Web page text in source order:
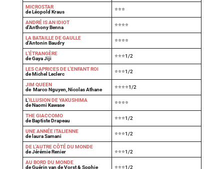
MICROSTAR
de Léopold Kraus
⭐⭐⭐
ANDRÉ IS AN IDIOT
d'Anthony Benna
⭐⭐⭐⭐
LA BATAILLE DE GAULLE
d'Antonin Baudry
⭐⭐⭐⭐
L'ÉTRANGÈRE
de Gaya Jiji
⭐⭐⭐1/2
LES CAPRICES DE L'ENFANT ROI
de Michel Leclerc
⭐⭐⭐1/2
JIM QUEEN
de Marco Nguyen, Nicolas Athane
⭐⭐⭐⭐1/2
L'ILLUSION DE YAKUSHIMA
de Naomi Kawase
⭐⭐⭐⭐
THE GIACCOMO
de Baptiste Drapeau
⭐⭐⭐1/2
UNE ANNÉE ITALIENNE
de laura Samani
⭐⭐⭐1/2
DE L'AUTRE CÔTÉ DU MONDE
de Jérémie Renier
⭐⭐⭐1/2
AU BORD DU MONDE
de Guérin van de Vorst & Sophie
⭐⭐⭐1/2